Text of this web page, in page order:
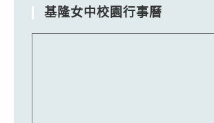
基隆女中校園行事曆